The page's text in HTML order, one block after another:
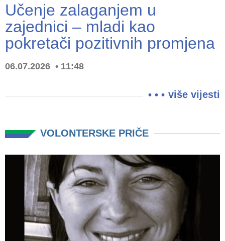
Učenje zalaganjem u
zajednici – mladi kao
pokretači pozitivnih promjena
06.07.2026 11:48
više vijesti
VOLONTERSKE PRIČE